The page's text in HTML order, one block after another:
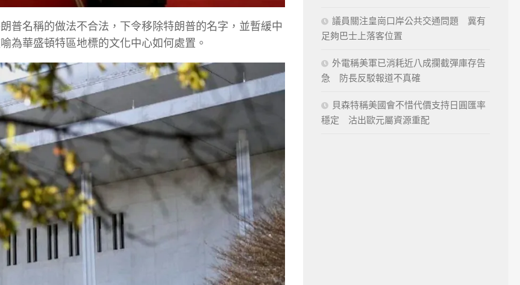
普名稱的做法不合法，下令移除特朗普的名字，並暫緩中
為華盛頓特區地標的文化中心如何處置。
議員關注皇崗口岸公共交通問題 冀有
足夠巴士上落客位置
外電稱美軍已消耗近八成攔截彈庫存告
急 防長反駁報道不真確
貝森特稱美國會不惜代價支持日圓匯率
穩定 沽出歐元屬資源重配